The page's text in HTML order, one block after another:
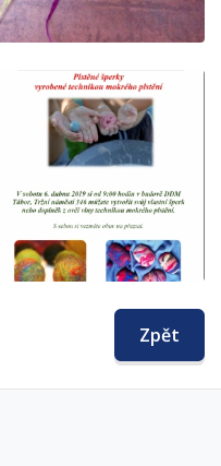
Zpět